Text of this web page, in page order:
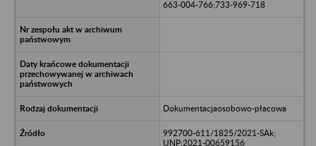
663-004-766;733-969-718
Dokumentacjaosobowo-płacowa
992700-611/1825/2021-SAk;
UNP:2021-00659156